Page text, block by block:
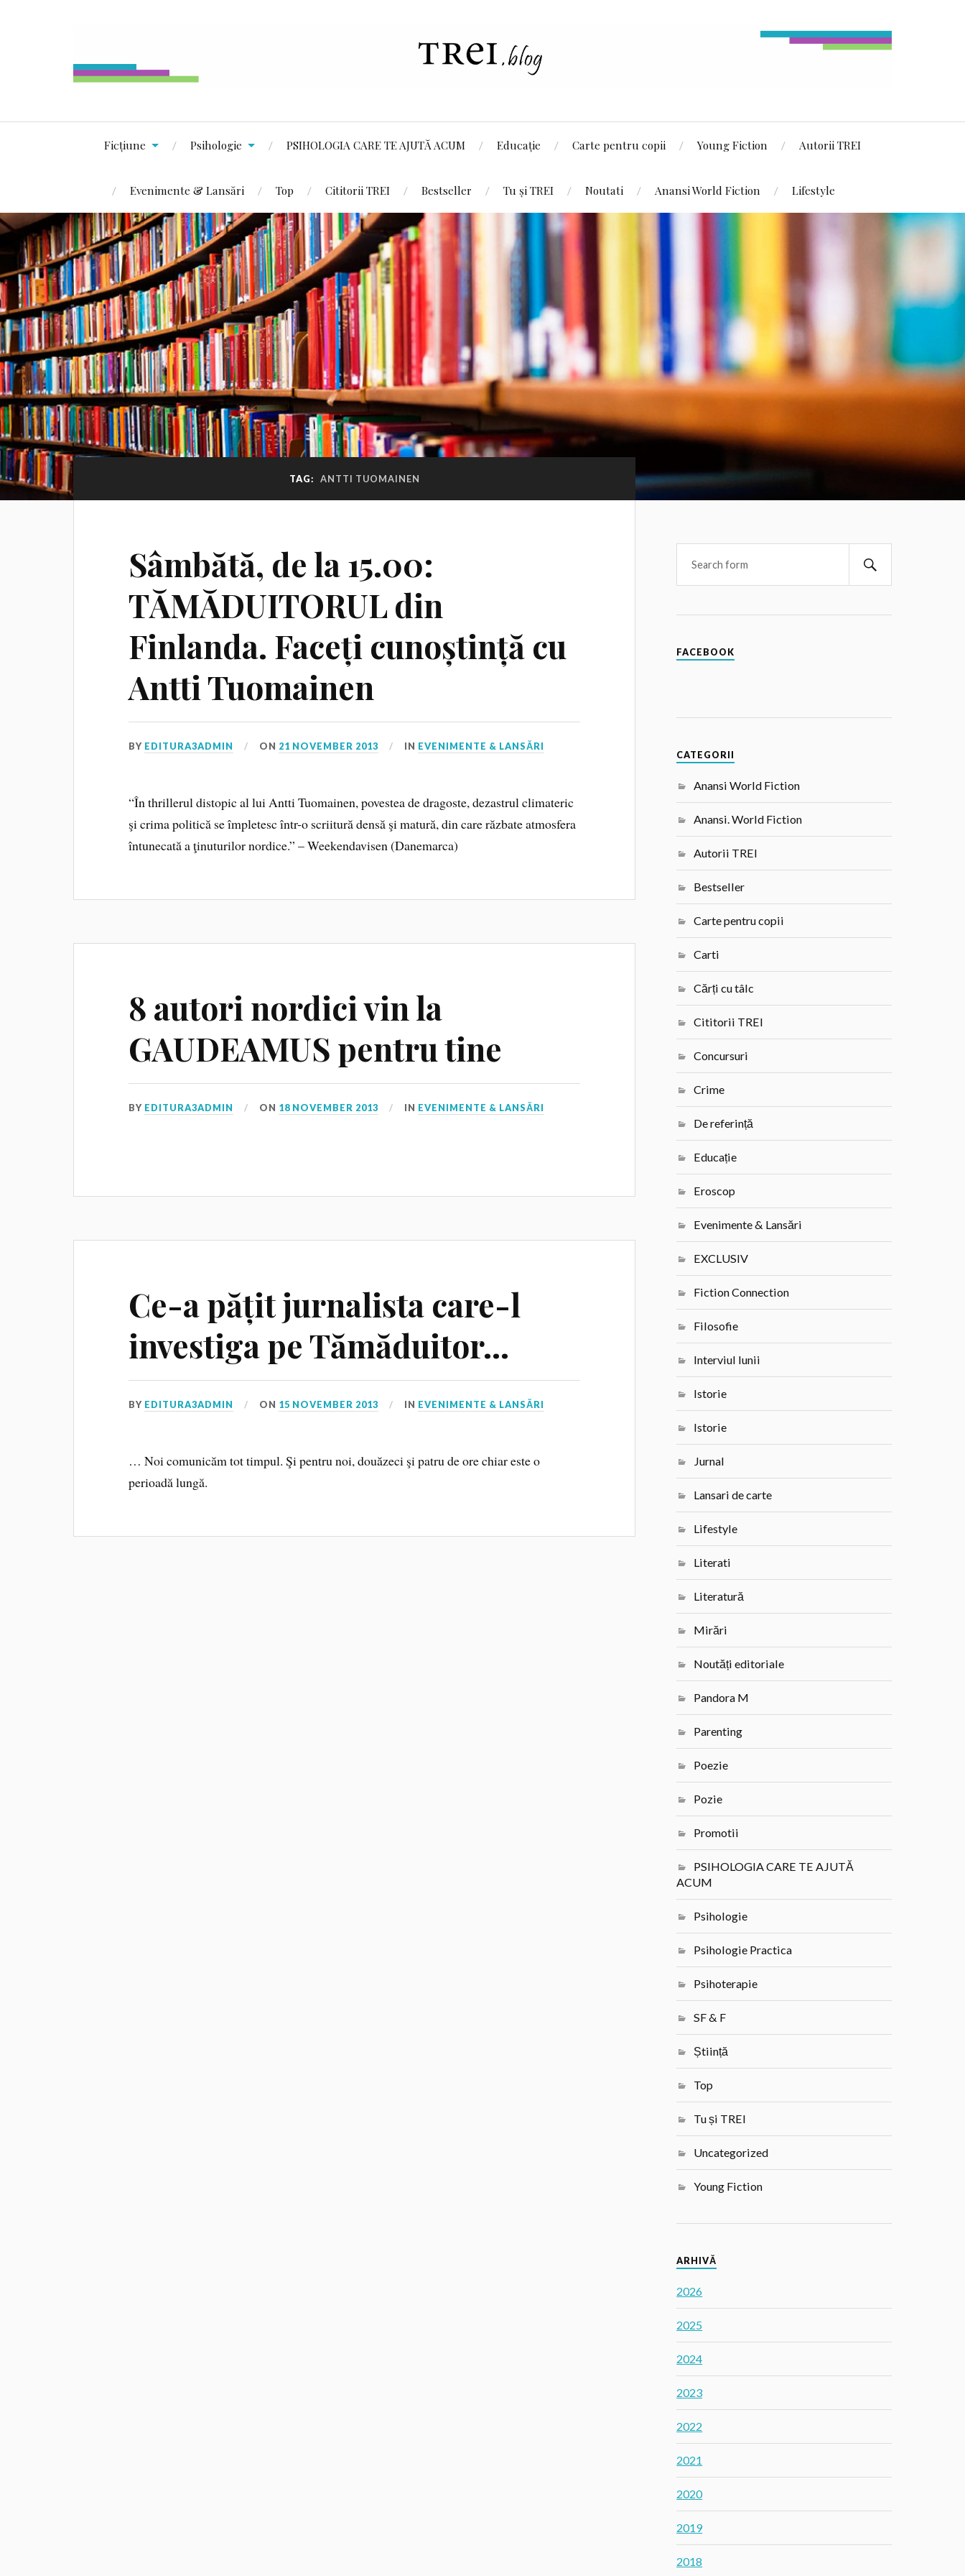
Ficțiune Psihologie PSIHOLOGIA CARE TE AJUTĂ ACUM Educație Carte pentru copii Young Fiction Autorii TREI
Evenimente & Lansări Top Cititorii TREI Bestseller Tu și TREI Noutati Anansi World Fiction Lifestyle
TAG: ANTTI TUOMAINEN
Sâmbătă, de la 15.00:
TĂMĂDUITORUL din
Finlanda. Faceți cunoștință cu
Antti Tuomainen
BY EDITURA3ADMIN ON 21 NOVEMBER 2013 IN EVENIMENTE & LANSĂRI
“În thrillerul distopic al lui Antti Tuomainen, povestea de dragoste, dezastrul climateric
şi crima politică se împletesc într-o scriitură densă şi matură, din care răzbate atmosfera
întunecată a ţinuturilor nordice.” – Weekendavisen (Danemarca)
8 autori nordici vin la
GAUDEAMUS pentru tine
BY EDITURA3ADMIN ON 18 NOVEMBER 2013 IN EVENIMENTE & LANSĂRI
Ce-a pățit jurnalista care-l
investiga pe Tămăduitor…
BY EDITURA3ADMIN ON 15 NOVEMBER 2013 IN EVENIMENTE & LANSĂRI
… Noi comunicăm tot timpul. Şi pentru noi, douăzeci şi patru de ore chiar este o
perioadă lungă.
FACEBOOK
CATEGORII
Anansi World Fiction
Anansi. World Fiction
Autorii TREI
Bestseller
Carte pentru copii
Carti
Cărți cu tâlc
Cititorii TREI
Concursuri
Crime
De referință
Educație
Eroscop
Evenimente & Lansări
EXCLUSIV
Fiction Connection
Filosofie
Interviul lunii
Istorie
Istorie
Jurnal
Lansari de carte
Lifestyle
Literati
Literatură
Mirări
Noutăți editoriale
Pandora M
Parenting
Poezie
Pozie
Promotii
PSIHOLOGIA CARE TE AJUTĂ
ACUM
Psihologie
Psihologie Practica
Psihoterapie
SF & F
Știință
Top
Tu și TREI
Uncategorized
Young Fiction
ARHIVĂ
2026
2025
2024
2023
2022
2021
2020
2019
2018